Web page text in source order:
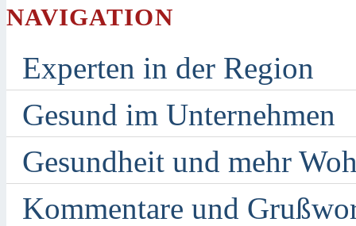
NAVIGATION
Experten in der Region
Gesund im Unternehmen
Gesundheit und mehr
Kommentare und